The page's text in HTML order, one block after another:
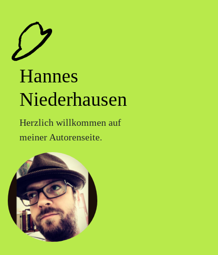
Hannes
Niederhausen
Herzlich willkommen auf
meiner Autorenseite.